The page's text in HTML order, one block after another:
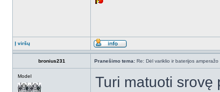
Į viršų
bronius231 Pranešimo tema: Re: Dėl variklio ir baterijos amperažo
Model
Turi matuoti srovę